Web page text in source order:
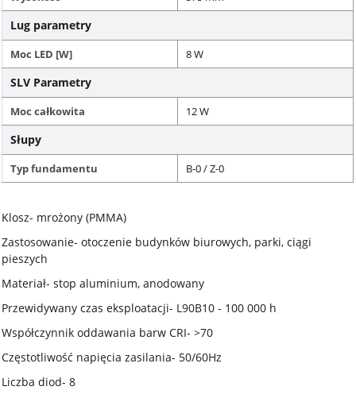
Lug parametry
Moc LED [W] 8 W
SLV Parametry
Moc całkowita 12 W
Słupy
Typ fundamentu B-0 / Z-0
Klosz- mrożony (PMMA)
Zastosowanie- otoczenie budynków biurowych, parki, ciągi
pieszych
Materiał- stop aluminium, anodowany
Przewidywany czas eksploatacji- L90B10 - 100 000 h
Współczynnik oddawania barw CRI- >70
Częstotliwość napięcia zasilania- 50/60Hz
Liczba diod- 8